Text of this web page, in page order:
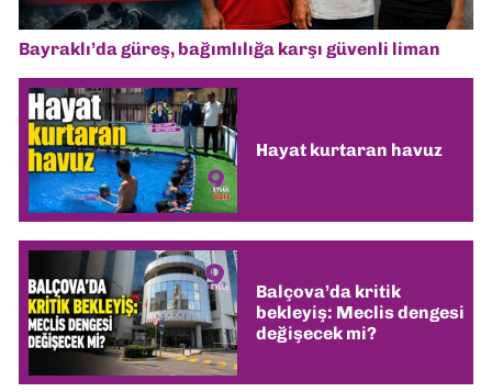
Bayraklı’da güreş, bağımlılığa karşı güvenli liman
Hayat kurtaran havuz
Balçova’da kritik
bekleyiş: Meclis dengesi
değişecek mi?